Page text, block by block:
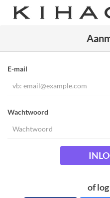
E-mail
Wachtwoord
of